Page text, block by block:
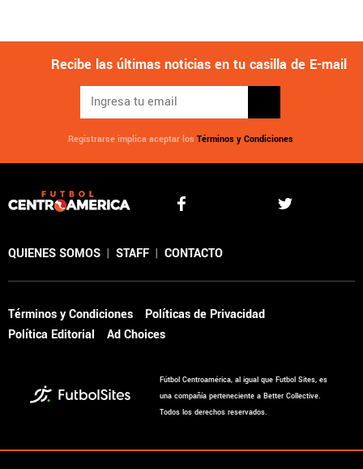
Recibe las últimas noticias en tu casilla de E-mail
Registrarse implica aceptar los Términos y Condiciones
QUIENES SOMOS | STAFF | CONTACTO
Términos y Condiciones
Políticas de Privacidad
Política Editorial
Ad Choices
Fútbol Centroamérica, al igual que Futbol Sites, es
una compañía perteneciente a Better Collective.
Todos los derechos reservados.